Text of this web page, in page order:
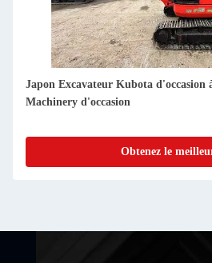
Japon Excavateur Kubota d'occasion
Machinery d'occasion
Obtenez le